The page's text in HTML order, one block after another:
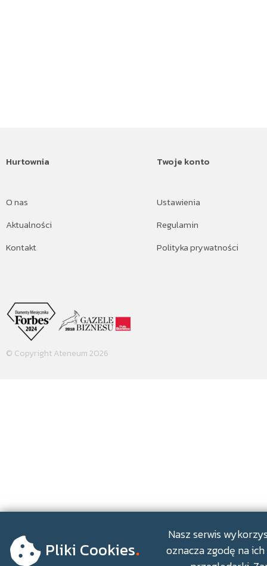
Hurtownia
O nas
Aktualności
Kontakt
Twoje konto
Ustawienia
Regulamin
Polityka prywatności
© Copyright Ateneum 2026
Pliki Cookies.
Nasz serwis
oznacza zgodę na